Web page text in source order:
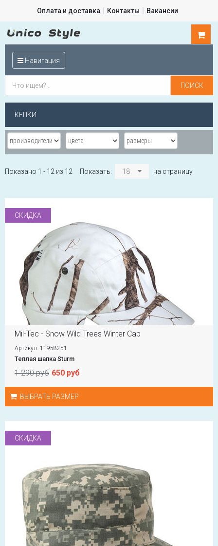
Оплата и доставка Контакты Вакансии
Навигация
КЕПКИ
Показано 1 - 12 из 12 Показать: 18 на страницу
СКИДКА
Mil-Tec - Snow Wild Trees Winter Cap
Артикул: 11958251
Теплая шапка Sturm
1 290 руб 650 руб
ВЫБРАТЬ РАЗМЕР
СКИДКА